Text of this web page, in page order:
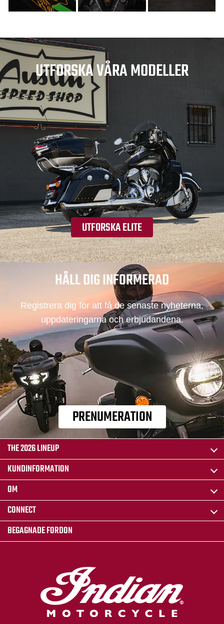
UTFORSKA VÅRA MODELLER
UTFORSKA ELITE
HÅLL DIG INFORMERAD
Registrera dig för att få de senaste nyheterna,
uppdateringarna och erbjudandena.
PRENUMERATION
THE 2026 LINEUP
KUNDINFORMATION
OM
CONNECT
BEGAGNADE FORDON